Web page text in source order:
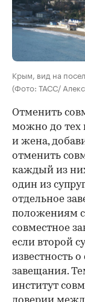
Крым, вид на
(Фото: ТАСС/
Отменить
можно до тех
и жена,
отменить
каждый из
один из
отдельное
положениям
совместное
если второй
известность
завещания.
институт